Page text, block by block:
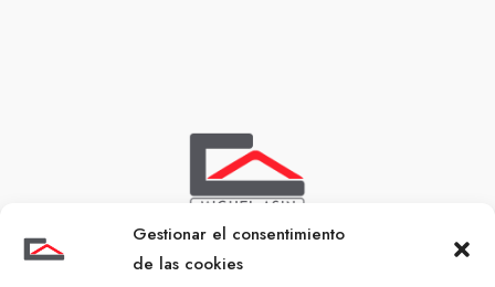
Gestionar el consentimiento
de las cookies